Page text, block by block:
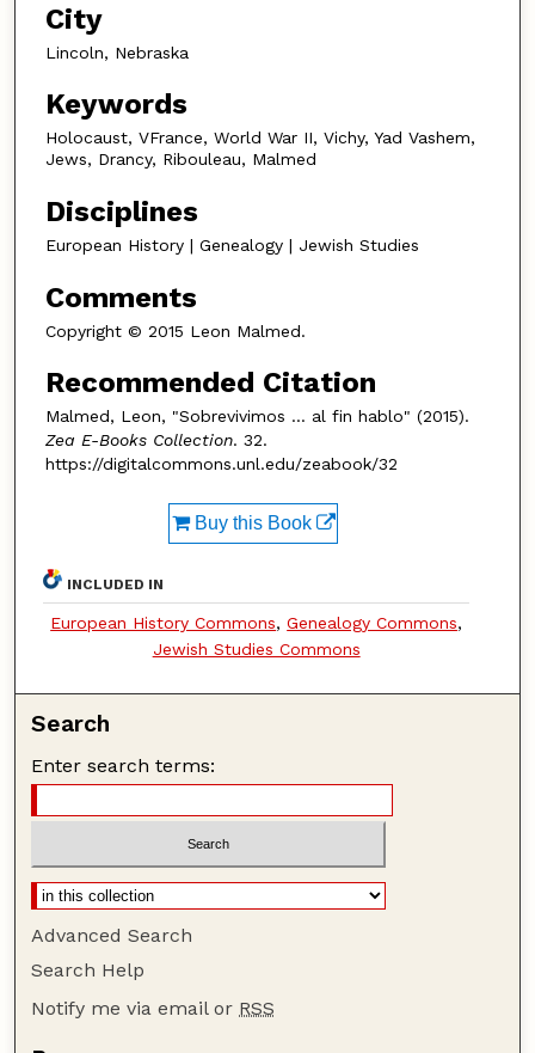
City
Lincoln, Nebraska
Keywords
Holocaust, VFrance, World War II, Vichy, Yad Vashem,
Jews, Drancy, Ribouleau, Malmed
Disciplines
European History | Genealogy | Jewish Studies
Comments
Copyright © 2015 Leon Malmed.
Recommended Citation
Malmed, Leon, "Sobrevivimos … al fin hablo" (2015).
Zea E-Books Collection. 32.
https://digitalcommons.unl.edu/zeabook/32
Buy this Book
INCLUDED IN
European History Commons,Genealogy Commons,
Jewish Studies Commons
Search
Enter search terms:
Advanced Search
Search Help
Notify me via email or RSS